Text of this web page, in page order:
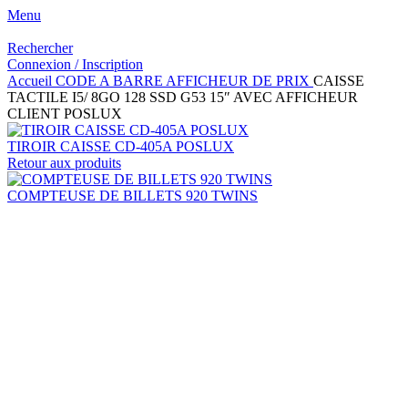
Menu
Rechercher
Connexion / Inscription
Accueil CODE A BARRE AFFICHEUR DE PRIX CAISSE
TACTILE I5/ 8GO 128 SSD G53 15″ AVEC AFFICHEUR
CLIENT POSLUX
TIROIR CAISSE CD-405A POSLUX
Retour aux produits
COMPTEUSE DE BILLETS 920 TWINS